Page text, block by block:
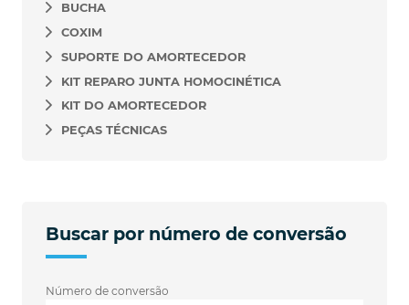
BUCHA
COXIM
SUPORTE DO AMORTECEDOR
KIT REPARO JUNTA HOMOCINÉTICA
KIT DO AMORTECEDOR
PEÇAS TÉCNICAS
Buscar por número de conversão
Número de conversão